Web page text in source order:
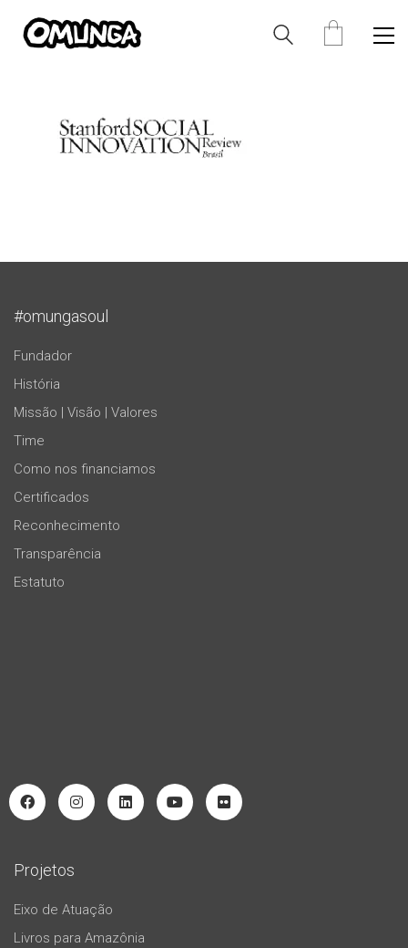
#omungasoul
Fundador
História
Missão | Visão | Valores
Time
Como nos financiamos
Certificados
Reconhecimento
Transparência
Estatuto
Projetos
Eixo de Atuação
Livros para Amazônia